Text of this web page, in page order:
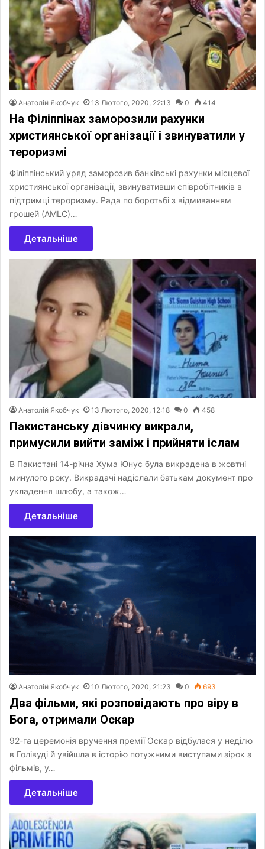
Анатолій Якобчук 13 Лютого, 2020, 22:13 0 414
На Філіппінах заморозили рахунки
християнської організації і звинуватили у
тероризмі
Філіппінський уряд заморозив банківські рахунки місцевої
християнської організації, звинувативши співробітників в
підтримці тероризму. Рада по боротьбі з відмиванням
грошей (AMLC)…
Детальніше
Анатолій Якобчук 13 Лютого, 2020, 12:18 0 458
Пакистанську дівчинку викрали,
примусили вийти заміж і прийняти іслам
В Пакистані 14-річна Хума Юнус була викрадена в жовтні
минулого року. Викрадачі надіслали батькам документ про
укладення шлюбу, а також…
Детальніше
Анатолій Якобчук 10 Лютого, 2020, 21:23 0 693
Два фільми, які розповідають про віру в
Бога, отримали Оскар
92-га церемонія вручення премії Оскар відбулася у неділю
в Голівуді й увійшла в історію потужними виступами зірок з
фільмів, у…
Детальніше